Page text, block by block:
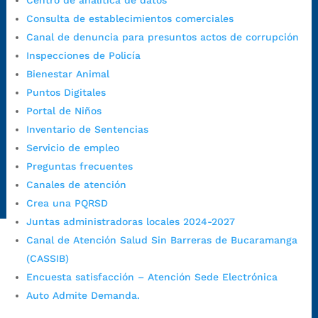
Consulta de establecimientos comerciales
Canal de denuncia para presuntos actos de corrupción
Inspecciones de Policía
Bienestar Animal
Puntos Digitales
Portal de Niños
Inventario de Sentencias
Servicio de empleo
Preguntas frecuentes
Canales de atención
Crea una PQRSD
Juntas administradoras locales 2024-2027
Canal de Atención Salud Sin Barreras de Bucaramanga
(CASSIB)
Encuesta satisfacción – Atención Sede Electrónica
Auto Admite Demanda.
a.m. a 3:00 p.m.
Teléfono Conmutador:+57 (607) 633 70 00
Líneagratuita:+57 (607) 652 55 55
Correo Institucional: contactenos@bucaramanga.gov.co
Correo de notificaciones
judiciales: notificaciones@bucaramanga.gov.co
Canal de denuncia para presuntos actos de corrupción:
https://canaldenuncia.bucaramanga.gov.co/
Emergencia:https://emergencia.bucaramanga.gov.co/
Radique aquí su queja disciplinaria:
https://www.bucaramanga.gov.co/gobierno-ciudadanos-
1/secretarias/oficina-de-control-interno-disciplinario/
Alcaldía de Bucaramanga